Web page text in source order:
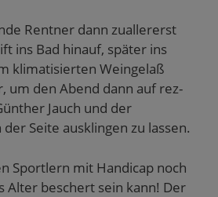
Rentner dann zuallererst
ins Bad hinauf, später ins
klimatisierten Weingelaß
um den Abend dann auf rez-
Jauch und der
der Seite ausklingen zu lassen.
Sportlern mit Handicap noch
Alter beschert sein kann! Der